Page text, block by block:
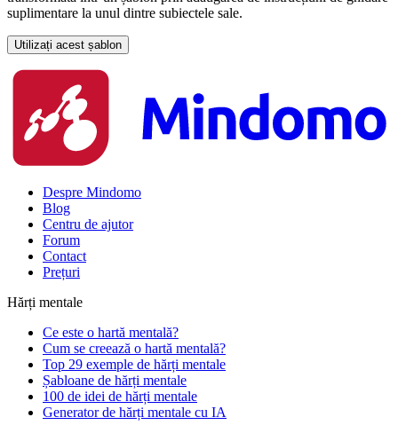
suplimentare la unul dintre subiectele sale.
Utilizați acest șablon
Despre Mindomo
Blog
Centru de ajutor
Forum
Contact
Prețuri
Hărți mentale
Ce este o hartă mentală?
Cum se creează o hartă mentală?
Top 29 exemple de hărți mentale
Șabloane de hărți mentale
100 de idei de hărți mentale
Generator de hărți mentale cu IA